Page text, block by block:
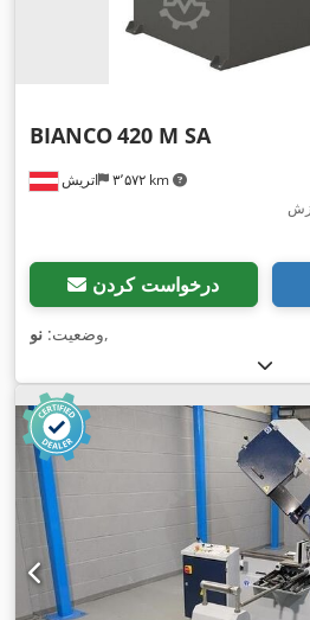
اتریش ۳٬۵۷۲ km
BIANCO420 M SA
درخواست کردن
وضعیت: نو ,